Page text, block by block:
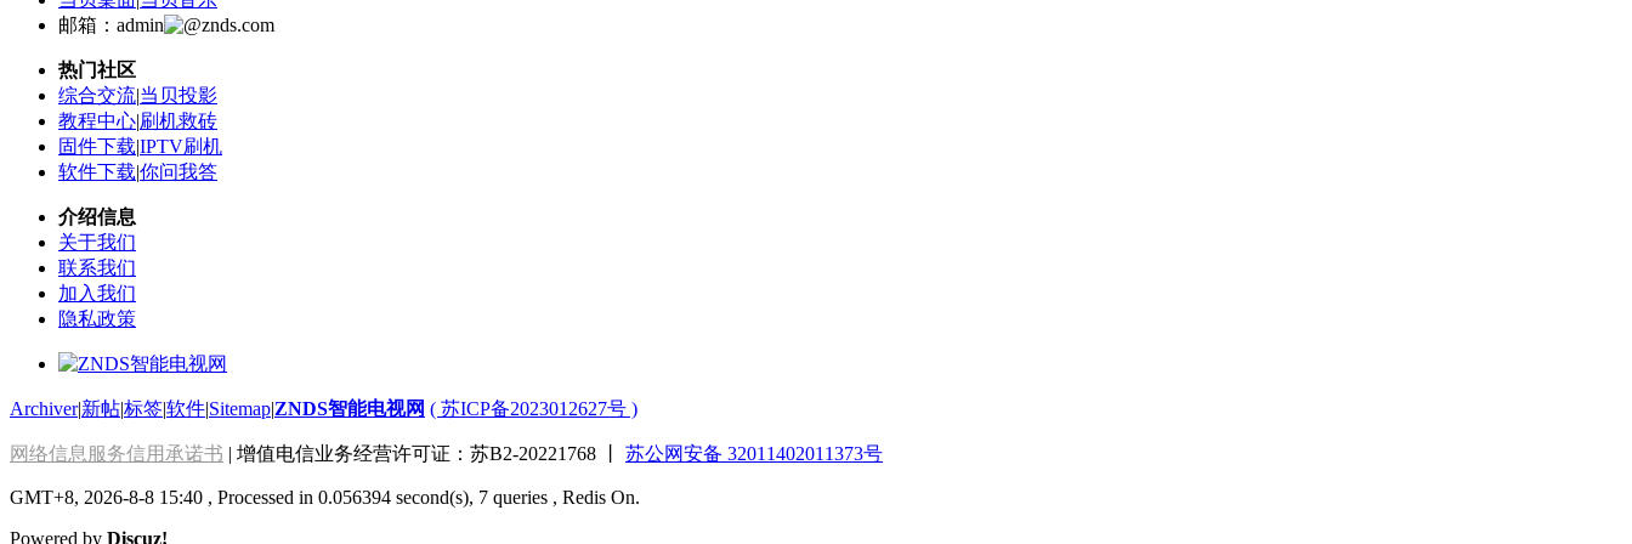
邮箱：admin
znds.com
热门社区
综合交流|当贝投影
教程中心|刷机救砖
固件下载|IPTV刷机
软件下载|你问我答
介绍信息
关于我们
联系我们
加入我们
隐私政策
Archiver|新帖|标签|软件|Sitemap|ZNDS智能电视网 ( 苏ICP备2023012627号 )
网络信息服务信用承诺书 | 增值电信业务经营许可证：苏B2-20221768 丨 苏公网安备 32011402011373号
GMT+8, 2026-8-8 15:40 , Processed in 0.056394 second(s), 7 queries , Redis On.
Powered by Discuz!